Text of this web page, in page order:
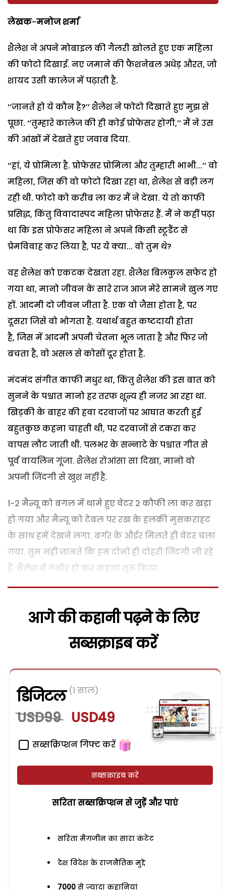
लेखक-मनोज शर्मा
शैलेश ने अपने मोबाइल की गैलरी खोलते हुए एक महिला
की फोटो दिखाई. नए जमाने की फैशनेबल अधेड़ औरत, जो
शायद उसी कालेज में पढ़ाती है.
‘‘जानते हो ये कौन है?’’ शैलेश ने फोटो दिखाते हुए मुझ से
पूछा. ‘‘तुम्हारे कालेज की ही कोई प्रोफेसर होगी,’’ मैं ने उस
की आंखों में देखते हुए जवाब दिया.
‘‘हां, ये प्रोमिला है. प्रोफेसर प्रोमिला और तुम्हारी भाभी...’’ वो
महिला, जिस की वो फोटो दिखा रहा था, शैलेश से बड़ी लग
रही थी. फोटो को करीब ला कर मैं ने देखा. ये तो काफी
प्रसिद्ध, किंतु विवादास्पद महिला प्रोफेसर हैं. मैं ने कहीं पढ़ा
था कि इस प्रोफेसर महिला ने अपने किसी स्टूडैंट से
प्रेमविवाह कर लिया है, पर ये क्या... वो तुम थे?
वह शैलेश को एकटक देखता रहा. शैलेश बिलकुल सफेद हो
गया था, मानो जीवन के सारे राज आज मेरे सामने खुल गए
हों. आदमी दो जीवन जीता है. एक वो जैसा होता है, पर
दूसरा जिसे वो भोगता है. यथार्थ बहुत कष्टदायी होता
है, जिस में आदमी अपनी चेतना भूल जाता है और फिर जो
बचता है, वो असल से कोसों दूर होता है.
मंदमंद संगीत काफी मधुर था, किंतु शैलेश की इस बात को
सुनने के पश्चात मानो हर तरफ शून्य ही नजर आ रहा था.
खिड़की के बाहर की हवा दरवाजों पर आघात करती हुई
बहुतकुछ कहना चाहती थी, पर दरवाजों से टकरा कर
वापस लौट जाती थी. पलभर के सन्नाटे के पश्चात गीत से
पूर्व वायलिन गूंजा. शैलेश रोआंसा सा दिखा, मानो वो
अपनी जिंदगी से खुश नहीं है.
1-2 मैन्यू को बगल में थामे हुए वेटर 2 कौफी ला कर खड़ा
हो गया और मैन्यू को टेबल पर रख के हलकी मुसकराहट
के साथ हमें देखने लगा. बर्गर के और्डर मिलते ही वेटर चला
गया. तुम नहीं जानते कि हम दोनों ही दोहरी जिंदगी जी रहे
हैं. शैलेश ने गंभीर हो कर कहना शुरू किया.
आगे की कहानी पढ़ने के लिए
सब्सक्राइब करें
डिजिटल (1 साल)
USD99 USD49
सब्सक्रिप्शन गिफ्ट करें
सब्सक्राइब करें
सरिता सब्सक्रिप्शन से जुड़ेें और पाएं
सरिता मैगजीन का सारा कंटेंट
देश विदेश के राजनैतिक मुद्दे
7000 से ज्यादा कहानियां